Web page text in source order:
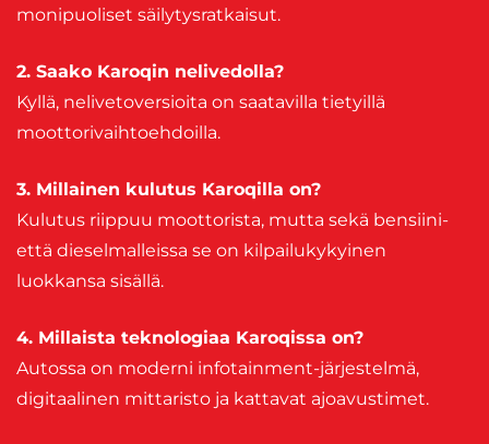
monipuoliset säilytysratkaisut.
2. Saako Karoqin nelivedolla?
Kyllä, nelivetoversioita on saatavilla tietyillä
moottorivaihtoehdoilla.
3. Millainen kulutus Karoqilla on?
Kulutus riippuu moottorista, mutta sekä bensiini-
että dieselmalleissa se on kilpailukykyinen
luokkansa sisällä.
4. Millaista teknologiaa Karoqissa on?
Autossa on moderni infotainment-järjestelmä,
digitaalinen mittaristo ja kattavat ajoavustimet.